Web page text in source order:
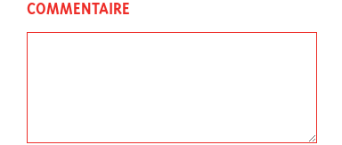
COMMENTAIRE